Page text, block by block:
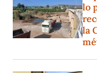
lo
la